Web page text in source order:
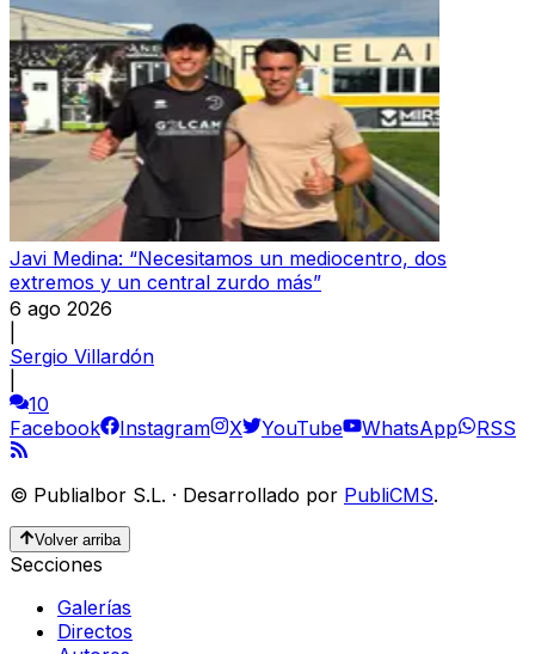
Javi Medina: “Necesitamos un mediocentro, dos
extremos y un central zurdo más”
6 ago 2026
Sergio Villardón
10
Facebook
Instagram X YouTube WhatsApp RSS
© Publialbor S.L. · Desarrollado por PubliCMS.
Volver arriba
Secciones
Galerías
Directos